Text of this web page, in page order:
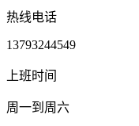
热线电话
13793244549
上班时间
周一到周六